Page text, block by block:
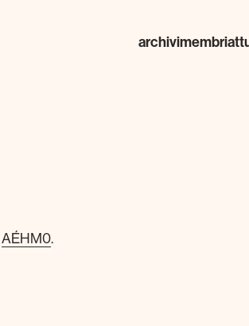
archivimembri
AÉHM0.